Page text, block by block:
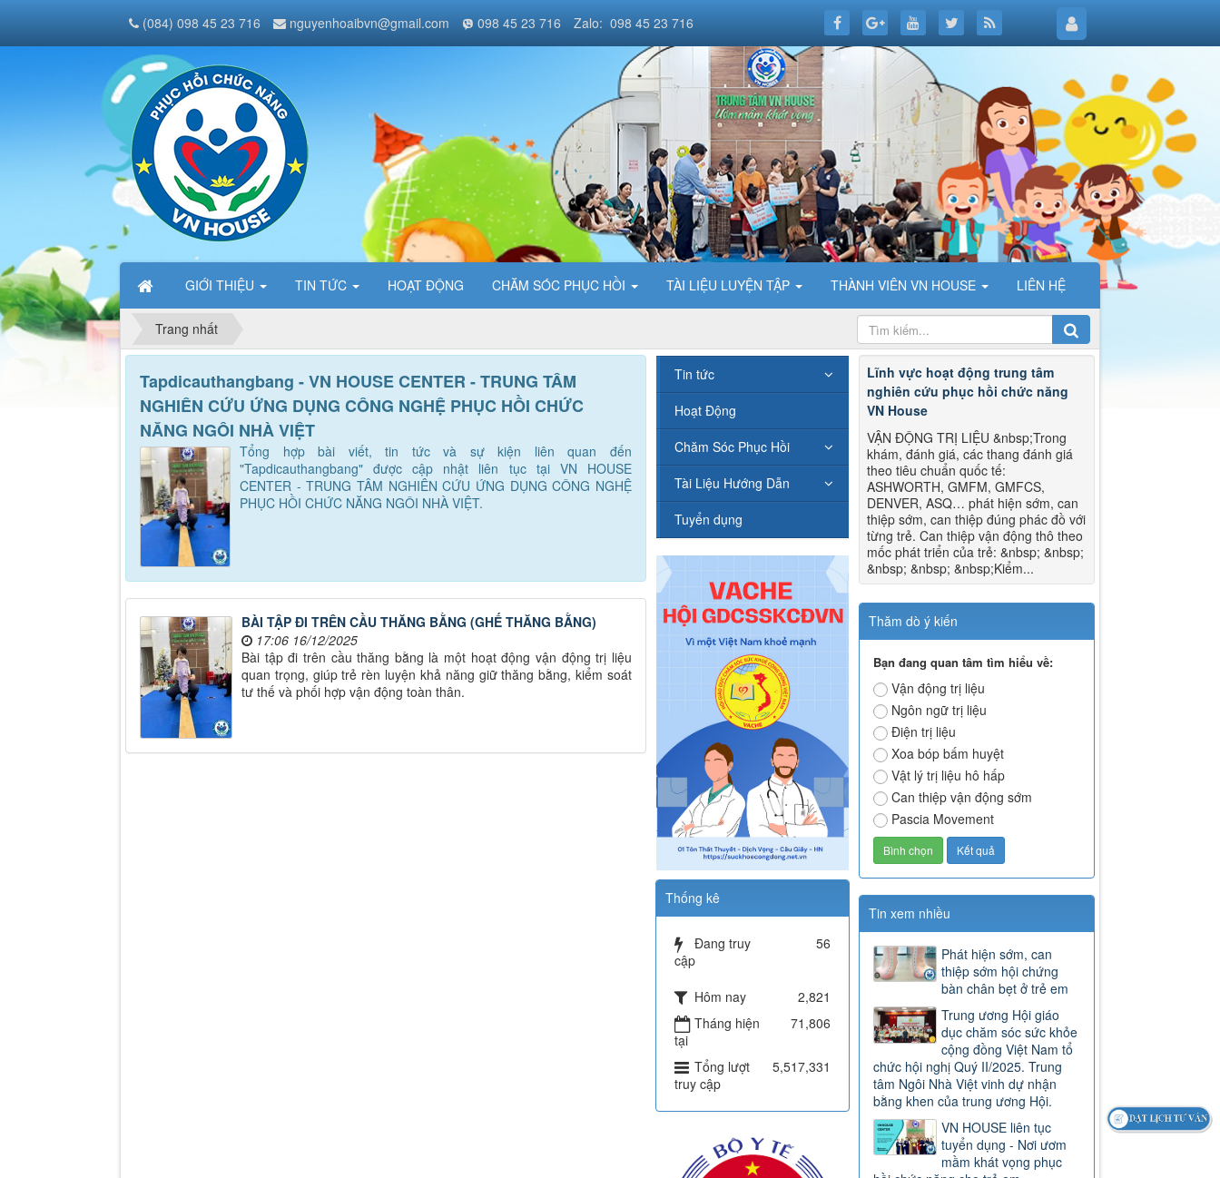
GIỚI THIỆU TIN TỨC HOẠT ĐỘNG CHĂM SÓC PHỤC HỒI TÀI LIỆU LUYỆN TẬP THÀNH VIÊN VN HOUSE LIÊN HỆ
(084) 098 45 23 716 nguyenhoaibvn@gmail.com 098 45 23 716 Zalo: 098 45 23 716
Trang nhất
Tapdicauthangbang - VN HOUSE CENTER - TRUNG TÂM
NGHIÊN CỨU ỨNG DỤNG CÔNG NGHỆ PHỤC HỒI CHỨC
NĂNG NGÔI NHÀ VIỆT
Tổng hợp bài viết, tin tức và sự kiện liên quan đến
"Tapdicauthangbang" được cập nhật liên tục tại VN HOUSE
CENTER - TRUNG TÂM NGHIÊN CỨU ỨNG DỤNG CÔNG NGHỆ
PHỤC HỒI CHỨC NĂNG NGÔI NHÀ VIỆT.
BÀI TẬP ĐI TRÊN CẦU THĂNG BẰNG (GHẾ THĂNG BẰNG)
17:06 16/12/2025
Bài tập đi trên cầu thăng bằng là một hoạt động vận động trị liệu
quan trọng, giúp trẻ rèn luyện khả năng giữ thăng bằng, kiểm soát
tư thế và phối hợp vận động toàn thân.
Lĩnh vực hoạt động trung tâm
nghiên cứu phục hồi chức năng
VN House
VẬN ĐỘNG TRỊ LIỆU &nbsp;Trong
khám, đánh giá, các thang đánh giá
theo tiêu chuẩn quốc tế:
ASHWORTH, GMFM, GMFCS,
DENVER, ASQ… phát hiện sớm, can
thiệp sớm, can thiệp đúng phác đồ với
từng trẻ. Can thiệp vận động thô theo
mốc phát triển của trẻ: &nbsp; &nbsp;
&nbsp; &nbsp; &nbsp;Kiểm...
Thăm dò ý kiến
Bạn đang quan tâm tìm hiểu về:
Vận động trị liệu
Ngôn ngữ trị liệu
Điện trị liệu
Xoa bóp bấm huyệt
Vật lý trị liệu hô hấp
Can thiệp vận động sớm
Pascia Movement
Tin xem nhiều
Phát hiện sớm, can
thiệp sớm hội chứng
bàn chân bẹt ở trẻ em
Trung ương Hội giáo
dục chăm sóc sức khỏe
cộng đồng Việt Nam tổ
chức hội nghị Quý II/2025. Trung
tâm Ngôi Nhà Việt vinh dự nhận
bằng khen của trung ương Hội.
VN HOUSE liên tục
tuyển dụng - Nơi ươm
mầm khát vọng phục
Tin tức
Hoạt Động
Chăm Sóc Phục Hồi
Tài Liệu Hướng Dẫn
Tuyển dụng
Thống kê
Đang truy
cập
56
Hôm nay
2,821
Tháng hiện
tại
71,806
Tổng lượt
truy cập
5,517,331